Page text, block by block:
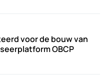
voor de bouw van
OBCP